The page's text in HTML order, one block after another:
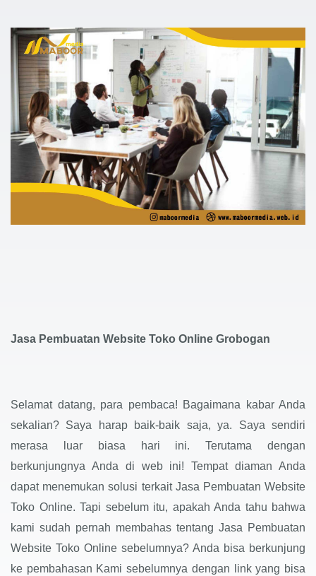
Jasa Pembuatan Website Toko Online Grobogan
Selamat datang, para pembaca! Bagaimana kabar Anda
sekalian? Saya harap baik-baik saja, ya. Saya sendiri
merasa luar biasa hari ini. Terutama dengan
berkunjungnya Anda di web ini! Tempat diaman Anda
dapat menemukan solusi terkait Jasa Pembuatan Website
Toko Online. Tapi sebelum itu, apakah Anda tahu bahwa
kami sudah pernah membahas tentang Jasa Pembuatan
Website Toko Online sebelumnya? Anda bisa berkunjung
ke pembahasan Kami sebelumnya dengan link yang bisa